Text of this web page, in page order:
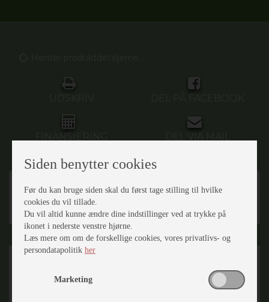
FINANSIERING
Henter produktdetaljerne...
Siden benytter cookies
Før du kan bruge siden skal du først tage stilling til hvilke
cookies du vil tillade.
Du vil altid kunne ændre dine indstillinger ved at trykke på
ikonet i nederste venstre hjørne.
Læs mere om om de forskellige cookies, vores privatlivs- og
persondatapolitik her
Marketing